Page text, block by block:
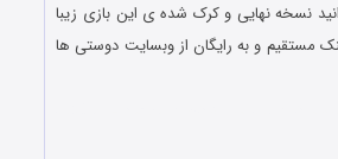
نسخه نهایی و کرک شده ی این بازی زیبا
مستقیم و به رایگان از وبسایت دوستی ها